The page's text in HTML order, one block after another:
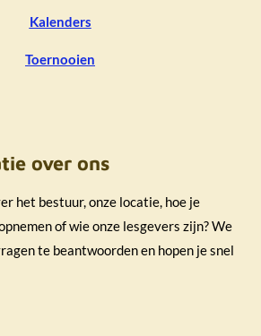
Kalenders
Toernooien
over ons
het bestuur, onze locatie, hoe je
of wie onze lesgevers zijn? We
te beantwoorden en hopen je snel